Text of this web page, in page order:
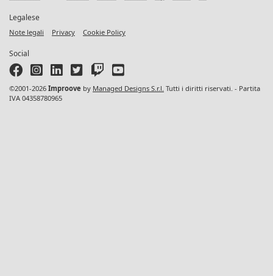
Legalese
Note legali Privacy Cookie Policy
Social
©2001-2026 Improove by Managed Designs S.r.l. Tutti i diritti riservati. - Partita
IVA 04358780965